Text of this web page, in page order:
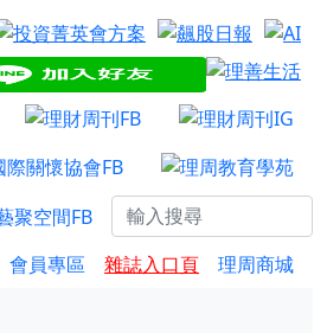
會員專區 雜誌入口頁 理周商城